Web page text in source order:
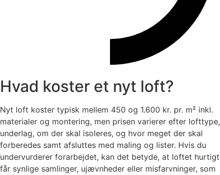
Hvad koster et nyt loft?
Nyt loft koster typisk mellem 450 og 1.600 kr. pr. m² inkl.
materialer og montering, men prisen varierer efter lofttype,
underlag, om der skal isoleres, og hvor meget der skal
forberedes samt afsluttes med maling og lister. Hvis du
undervurderer forarbejdet, kan det betyde, at loftet hurtigt
får synlige samlinger, ujævnheder eller misfarvninger, som